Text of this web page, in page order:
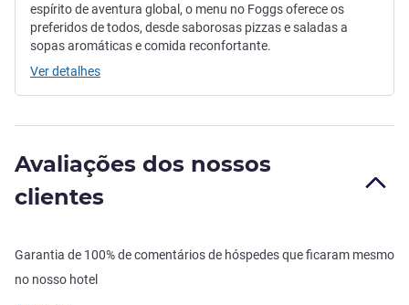
espírito de aventura global, o menu no Foggs oferece os
preferidos de todos, desde saborosas pizzas e saladas a
sopas aromáticas e comida reconfortante.
Ver detalhes
Avaliações dos nossos
clientes
Garantia de 100% de comentários de hóspedes que ficaram mesmo
no nosso hotel